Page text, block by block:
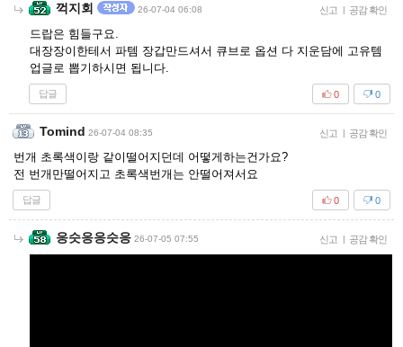
꺽지회 26-07-04 06:08 신고 | 공감 확인
드랍은 힘들구요.
대장장이한테서 파템 장갑만드셔서 큐브로 옵션 다 지운담에 고유템
업글로 뽑기하시면 됩니다.
답글 0
0
Tomind 26-07-04 08:35 신고 | 공감 확인
번개 초록색이랑 같이떨어지던데 어떻게하는건가요?
전 번개만떨어지고 초록색번개는 안떨어져서요
답글 0
0
응슷응응슷응 26-07-05 07:55 신고 | 공감 확인